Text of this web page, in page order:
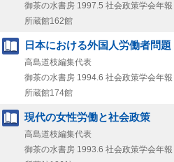
御茶の水書房 1997.5 社会政策学会年
所蔵館162館
日本における外国人労働者問題
高島道枝編集代表
御茶の水書房 1994.6 社会政策学会年
所蔵館174館
現代の女性労働と社会政策
高島道枝編集代表
御茶の水書房 1993.6 社会政策学会年